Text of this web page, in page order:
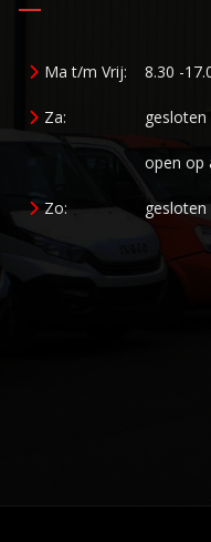
Ma t/m Vrij: 8.30 -
Za: gesloten
open op
Zo: gesloten